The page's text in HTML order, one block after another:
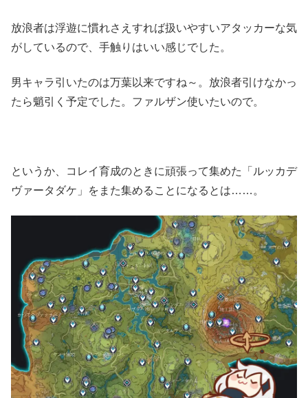
放浪者は浮遊に慣れさえすれば扱いやすいアタッカーな気
がしているので、手触りはいい感じでした。
男キャラ引いたのは万葉以来ですね～。放浪者引けなかっ
たら魈引く予定でした。ファルザン使いたいので。
というか、コレイ育成のときに頑張って集めた「ルッカデ
ヴァータダケ」をまた集めることになるとは……。